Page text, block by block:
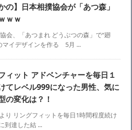
の】日本相撲協会が「あつ森」
ｗｗ
会、「あつまれ どうぶつの森」で“廻
マイデザインを作る 5月 ...
ィット アドベンチャーを毎日１
てレベル999になった男性、気に
の変化は？！
り リングフィットを毎日1時間程度続け
到達した結 ...